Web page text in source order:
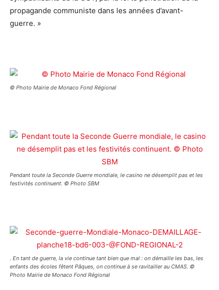
propagande communiste dans les années d’avant-
guerre. »
© Photo Mairie de Monaco Fond Régional
Pendant toute la Seconde Guerre mondiale, le casino ne désemplit pas et les
festivités continuent. © Photo SBM
. En tant de guerre, la vie continue tant bien que mal : on démaille les bas, les
enfants des écoles fêtent Pâques, on continue à se ravitailler au CMAS. ©
Photo Mairie de Monaco Fond Régional